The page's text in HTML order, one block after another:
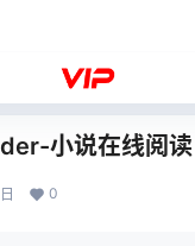
小说在线阅读
0